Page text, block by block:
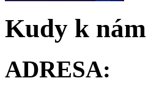
Kudy k nám
ADRESA: